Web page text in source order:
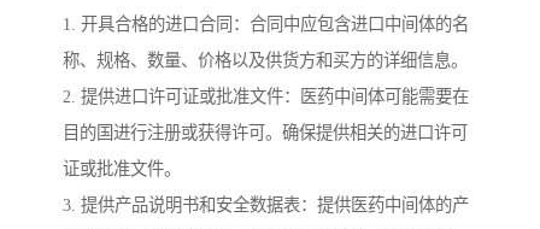
1. 开具合格的进口合同：合同中应包含进口中间体的名
称、规格、数量、价格以及供货方和买方的详细信息。
2. 提供进口许可证或批准文件：医药中间体可能需要在
目的国进行注册或获得许可。确保提供相关的进口许可
证或批准文件。
3. 提供产品说明书和安全数据表：提供医药中间体的产